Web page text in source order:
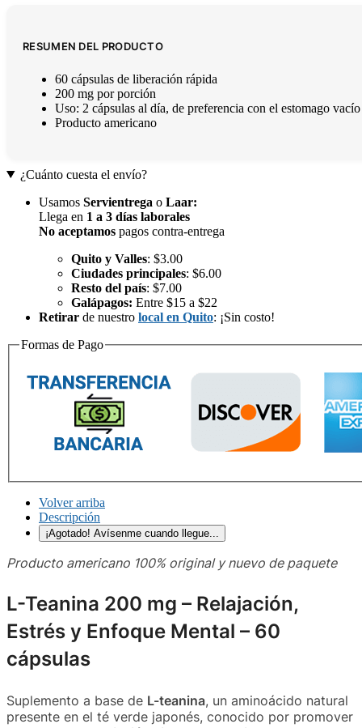
RESUMEN DEL PRODUCTO
60 cápsulas de liberación rápida
200 mg por porción
Uso: 2 cápsulas al día, de preferencia con el estomago vacío
Producto americano
¿Cuánto cuesta el envío?
Usamos Servientrega o Laar:
Llega en 1 a 3 días laborales
No aceptamos pagos contra-entrega
Quito y Valles: $3.00
Ciudades principales: $6.00
Resto del país: $7.00
Galápagos: Entre $15 a $22
Retirar de nuestro local en Quito: ¡Sin costo!
Formas de Pago
Volver arriba
Descripción
¡Agotado! Avísenme cuando llegue...
Producto americano 100% original y nuevo de paquete
L-Teanina 200 mg – Relajación,
Estrés y Enfoque Mental – 60
cápsulas
Suplemento a base de L-teanina, un aminoácido natural
presente en el té verde japonés, conocido por promover